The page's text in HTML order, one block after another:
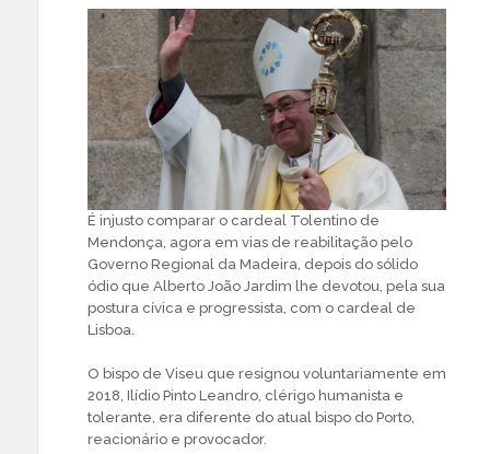
É injusto comparar o cardeal Tolentino de
Mendonça, agora em vias de reabilitação pelo
Governo Regional da Madeira, depois do sólido
ódio que Alberto João Jardim lhe devotou, pela sua
postura cívica e progressista, com o cardeal de
Lisboa.
O bispo de Viseu que resignou voluntariamente em
2018, Ilídio Pinto Leandro, clérigo humanista e
tolerante, era diferente do atual bispo do Porto,
reacionário e provocador.